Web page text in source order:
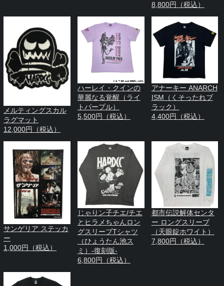
8,800円（税込）
メルティングスカル
ラグマット
12,000円（税込）
ハーレイ・クインの
華麗なる覚醒（ライ
トパープル）
5,500円（税込）
アナーキー ANARCH
ISM（くそったれブ
ラック）
4,400円（税込）
サンゲリア ステッカ
ー
1,000円（税込）
じゃりン子チエ/チエ
とヒラメちゃんロン
グスリーブTシャツ
（ひょうたん池ス
ミ）-復刻版-
6,800円（税込）
都市伝説解体センタ
ー ロングスリーブ
（天眼錠ホワイト）
7,800円（税込）